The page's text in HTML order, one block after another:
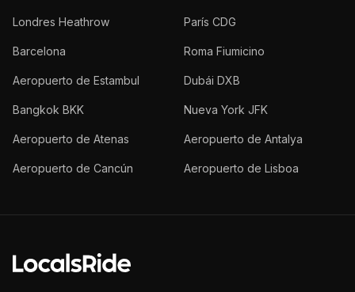
Londres Heathrow París CDG
Barcelona Roma Fiumicino
Aeropuerto de Estambul Dubái DXB
Bangkok BKK Nueva York JFK
Aeropuerto de Atenas Aeropuerto de Antalya
Aeropuerto de Cancún Aeropuerto de Lisboa